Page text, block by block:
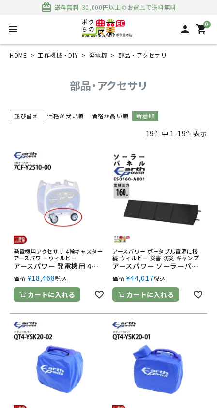
card_giftcard 送料無料 30,000円以上のお買上で送料無料
menu person 0
shopping_cart
HOME 工作機械・DIY 発電機 部品・アクセサリ
部品・アクセサリ
並び替え 価格が安い順 価格が高い順 新着順
19件中 1-19件表示
発電機用アクセサリ 4輪キャスター
アースパワー ウィルビー
アースパワー 発電機用 4輪キャスター 7CF-Y2510-00 EF2000iS用
価格 ¥18,468税込
カートに入れる
アースパワー ポータブル電源に接
続 ウィルビー 災害 防災 キャンプ
アースパワー ソーラーパネル ES0160-A001 ウィルビー Earth POWER 電源 発電 防災 停電
価格 ¥44,017税込
カートに入れる